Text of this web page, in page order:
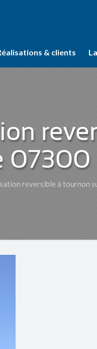
& clients
07300
reversible à tournon